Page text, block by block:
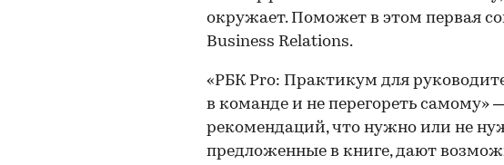
окружает. Поможет в этом первая
Business Relations.
«РБК Pro: Практикум для
в команде и не перегореть самому»
рекомендаций, что нужно или не
предложенные в книге, дают